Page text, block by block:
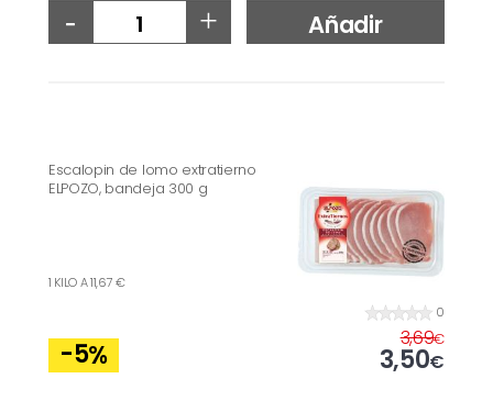
- + Añadir
Escalopin de lomo extratierno
ELPOZO, bandeja 300 g
0
1 KILO A 11,67 €
-5%
3,69€
3,50€